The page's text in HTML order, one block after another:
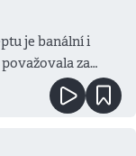
je banální i
za